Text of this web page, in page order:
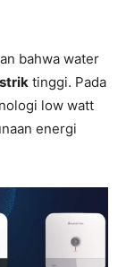
bahwa water
tinggi. Pada
low watt
energi